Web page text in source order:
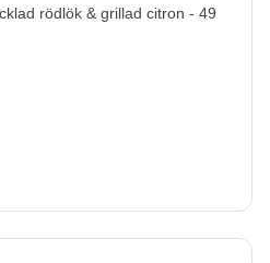
rödlök & grillad citron - 49